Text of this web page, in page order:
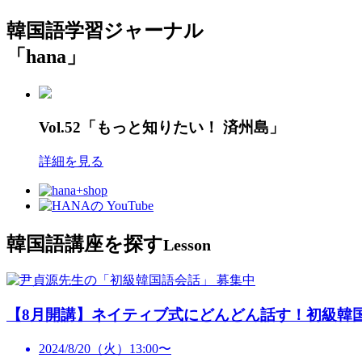
韓国語学習ジャーナル
「hana」
Vol.52「もっと知りたい！ 済州島」
詳細を見る
韓国語講座を探すLesson
募集中
【8月開講】ネイティブ式にどんどん話す！初級韓
2024/8/20（火）13:00〜